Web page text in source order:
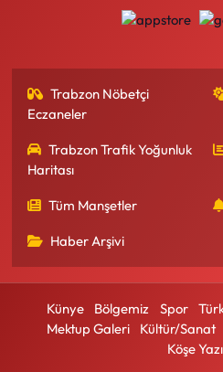
Trabzon Nöbetçi
Eczaneler
Trabzon Trafik Yoğunluk
Haritası
Tüm Manşetler
Haber Arşivi
Künye Bölgemiz Spor
Mektup Galeri
Kültür/Sanat
Köşe